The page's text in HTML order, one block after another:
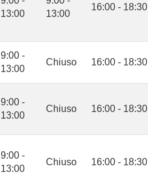
13:00
13:00
16:00 - 18:30
9:00 -
13:00
Chiuso 16:00 - 18:30
9:00 -
13:00
Chiuso 16:00 - 18:30
9:00 -
13:00
Chiuso 16:00 - 18:30